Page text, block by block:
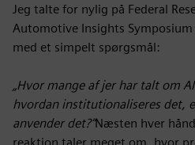
Jeg talte for nylig på Federal
Automotive Insights
med et simpelt spørgsmål:
„Hvor mange af jer har talt om
hvordan institutionaliseres det,
anvender det?“Næsten hver
reaktion taler meget om, hvor